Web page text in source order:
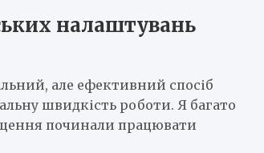
налаштувань
але ефективний спосіб
швидкість роботи. Я багато
починали працювати